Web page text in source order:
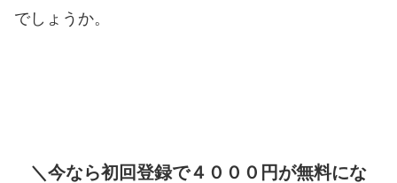
でしょうか。
＼今なら初回登録で４０００円が無料にな